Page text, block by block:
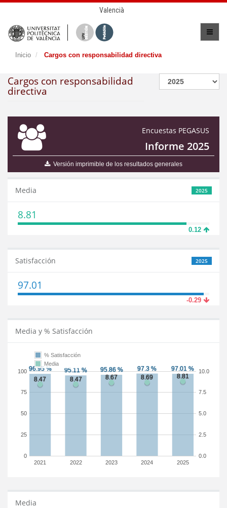
Valencià
Inicio Cargos con responsabilidad directiva
Cargos con responsabilidad
directiva
Encuestas PEGASUS
Informe 2025
Versión imprimible de los resultados generales
2025
Media
8.81
0.12
2025
Satisfacción
97.01
-0.29
Media y % Satisfacción
2021 2022 2023 2024 2025
0
25
50
75
100
0.0
2.5
5.0
7.5
10.0
% Satisfacción
Media
Media